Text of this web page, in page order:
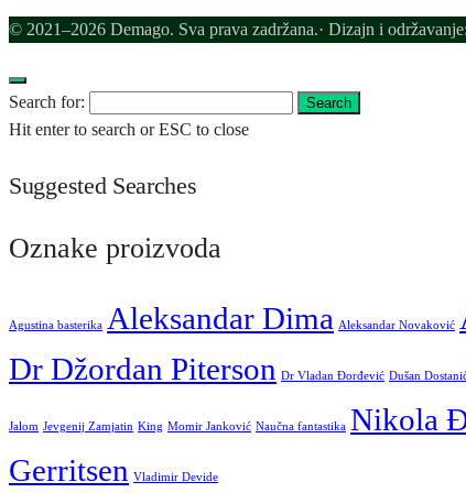
© 2021–2026 Demago. Sva prava zadržana.· Dizajn i
Search for: Search
Hit enter to search or ESC to close
Suggested Searches
Oznake proizvoda
Agustina basterika Aleksandar Dima Aleksandar Novaković
Dr Džordan Piterson Dr Vladan Đorđević Dušan
Jalom Jevgenij Zamjatin King Momir Janković Naučna fantastika Nikola
Gerritsen Vladimir Devide